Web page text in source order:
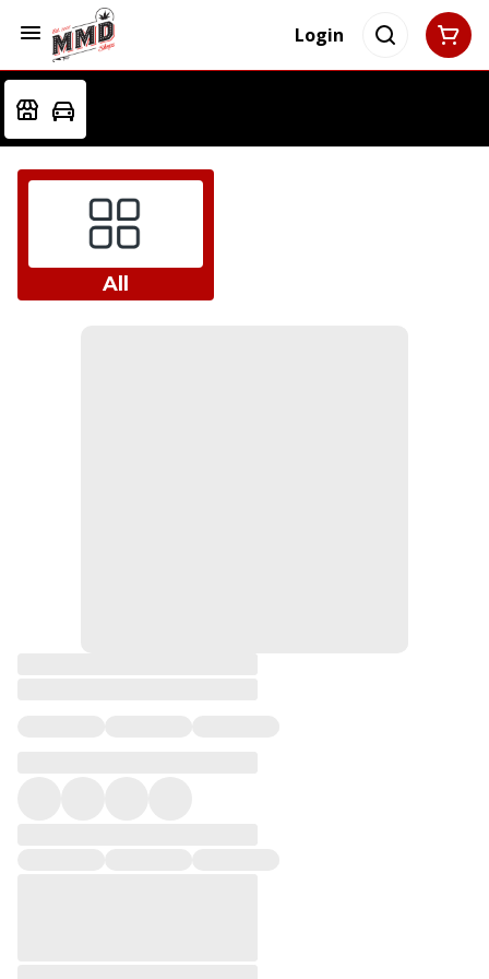
Login
All